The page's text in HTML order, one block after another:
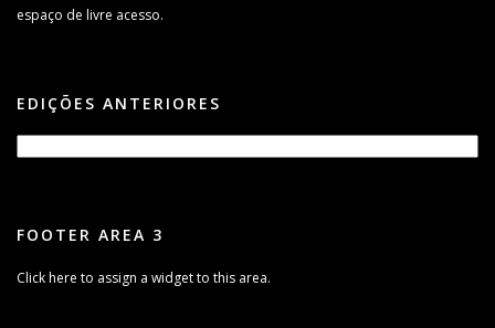
espaço de livre acesso.
EDIÇÕES ANTERIORES
FOOTER AREA 3
Click here to assign a widget to this area.